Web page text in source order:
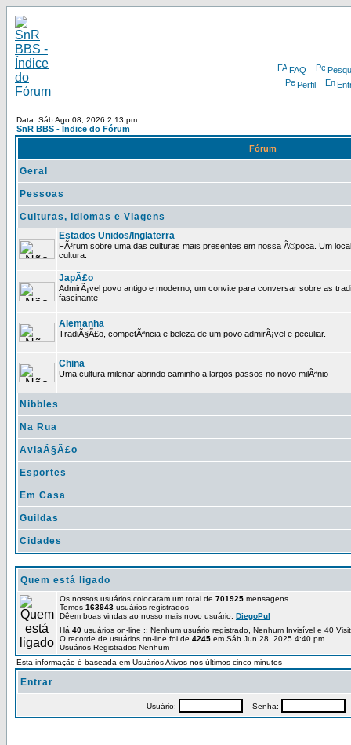
FAQ
Perfil
Data: Sáb Ago 08, 2026 2:13 pm
SnR BBS - Índice do Fórum
Fórum
Geral
Pessoas
Culturas, Idiomas e Viagens
Estados Unidos/Inglaterra
FÃ³rum sobre uma das culturas mais presentes em nossa Ã©poca. Um
cultura.
JapÃ£o
AdmirÃ¡vel povo antigo e moderno, um convite para conversar sobre as
fascinante
Alemanha
TradiÃ§Ã£o, competÃªncia e beleza de um povo admirÃ¡vel e peculiar.
China
Uma cultura milenar abrindo caminho a largos passos no novo milÃªnio
Nibbles
Na Rua
AviaÃ§Ã£o
Esportes
Em Casa
Guildas
Cidades
Quem está ligado
Os nossos usuários colocaram um total de 701925 mensagens
Temos 163943 usuários registrados
Dêem boas vindas ao nosso mais novo usuário: DiegoPul
Há 40 usuários on-line :: Nenhum usuário registrado, Nenhum Invisível e 40
O recorde de usuários on-line foi de 4245 em Sáb Jun 28, 2025 4:40 pm
Usuários Registrados Nenhum
Esta informação é baseada em Usuários Ativos nos últimos cinco minutos
Entrar
Usuário: Senha: